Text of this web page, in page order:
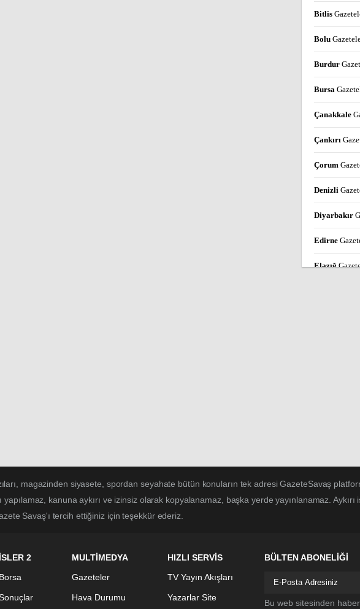
Bitlis
Bolu
Burdur
Bursa
Çanakkale
Çankırı
Çorum
Denizli
Diyarbakır
Edirne
Elazığ
Hatay
Isparta
magazinden siyasete, spordan seyahate bütün konuların tek adresi GazeteSavaş
kanuna aykırı ve izinsiz olarak kopyalanamaz, başka yerde yayınlanamaz. Aykırı
Savaş'ı tercih ettiğiniz için teşekkür ederiz.
2
MULTİMEDYA
Gazeteler
Hava Durumu
HIZLI SERVİS
TV Yayın Akışları
Yazarlar Site
BÜLTEN ABONELİĞİ
Bu web sitesinden